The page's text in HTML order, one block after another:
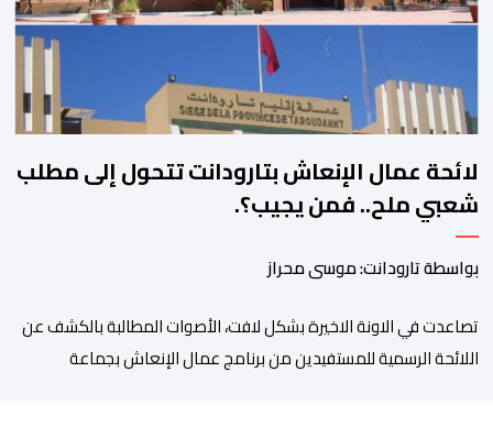
لائحة عمال الإنعاش بتارودانت تتحول إلى مطلب
شعبي ملح.. فمن يجيب؟.
بواسطة تارودانت: موسى محراز
تصاعدت في الاونة الاخيرة بشكل لافت، الأصوات المطالبة بالكشف عن
اللائحة الرسمية للمستفيدين من برنامج عمال الإنعاش بجماعة